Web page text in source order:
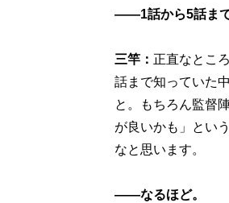
――1話から5話まで
三竿： 正直なとこ
話まで知っていた
と。もちろん監督
が良いかも」とい
なと思います。
――なるほど。